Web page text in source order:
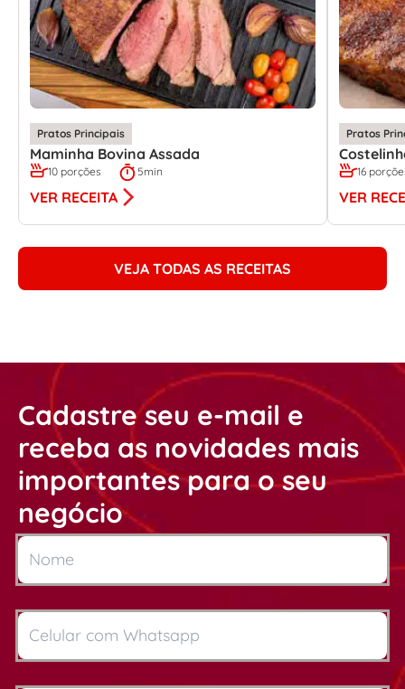
Pratos Principais
Maminha Bovina Assada
10 porções 5min
VER RECEITA
Pratos
16
VER
VEJA TODAS AS RECEITAS
Cadastre seu e-mail e
receba as novidades mais
importantes para o seu
negócio